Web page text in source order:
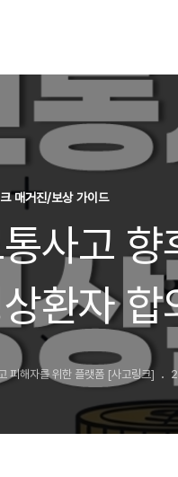
매거진/보상 가이드
사고 향
환자 합
피해자를 위한 플랫폼 [사고링크]